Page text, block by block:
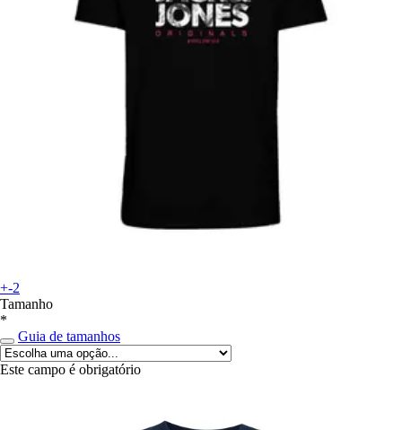
+-2
Tamanho
*
Guia de tamanhos
Este campo é obrigatório